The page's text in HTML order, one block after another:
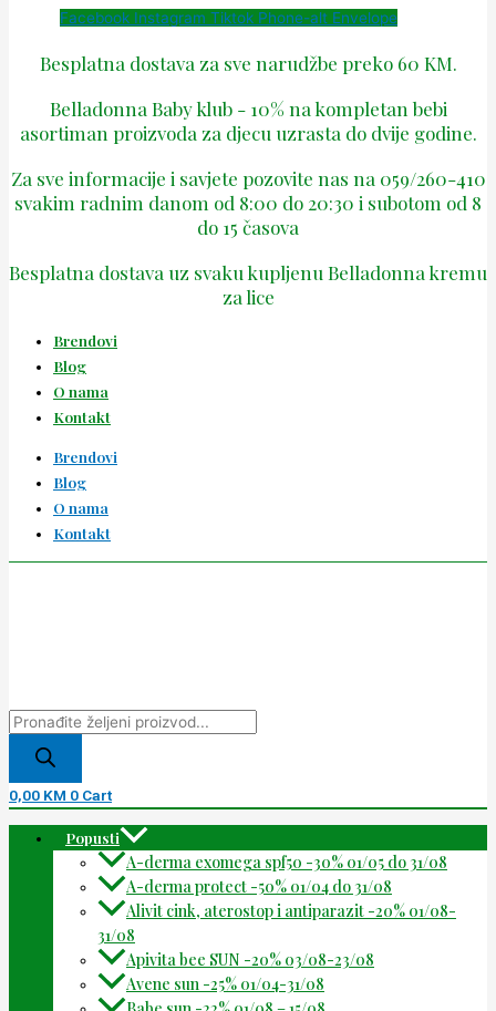
Facebook Instagram Tiktok Phone-alt Envelope
Besplatna dostava za sve narudžbe preko 60 KM.
Belladonna Baby klub - 10% na kompletan bebi
asortiman proizvoda za djecu uzrasta do dvije godine.
Za sve informacije i savjete pozovite nas na 059/260-410
svakim radnim danom od 8:00 do 20:30 i subotom od 8
do 15 časova
Besplatna dostava uz svaku kupljenu Belladonna kremu
za lice
Brendovi
Blog
O nama
Kontakt
Brendovi
Blog
O nama
Kontakt
0,00 KM 0 Cart
Popusti
A-derma exomega spf50 -30% 01/05 do 31/08
A-derma protect -50% 01/04 do 31/08
Alivit cink, aterostop i antiparazit -20% 01/08-
31/08
Apivita bee SUN -20% 03/08-23/08
Avene sun -25% 01/04-31/08